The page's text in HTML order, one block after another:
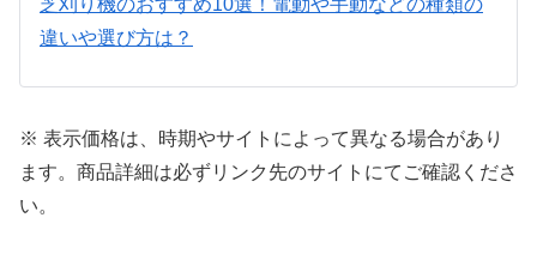
芝刈り機のおすすめ10選！電動や手動などの種類の
違いや選び方は？
※ 表示価格は、時期やサイトによって異なる場合があり
ます。商品詳細は必ずリンク先のサイトにてご確認くださ
い。